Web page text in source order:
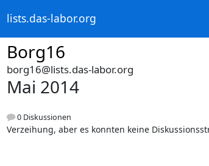
lists.das-labor.org
Borg16
borg16@lists.das-labor.org
Mai 2014
0 Diskussionen
Verzeihung, aber es konnten keine